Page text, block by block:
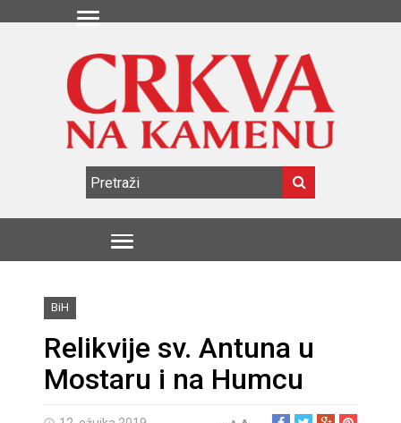
BiH
Relikvije sv. Antuna u
Mostaru i na Humcu